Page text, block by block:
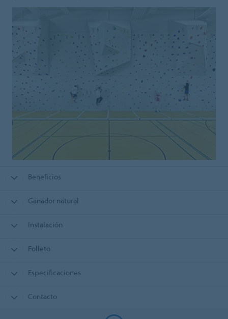
Beneficios
Ganador natural
Instalación
Folleto
Especificaciones
Contacto